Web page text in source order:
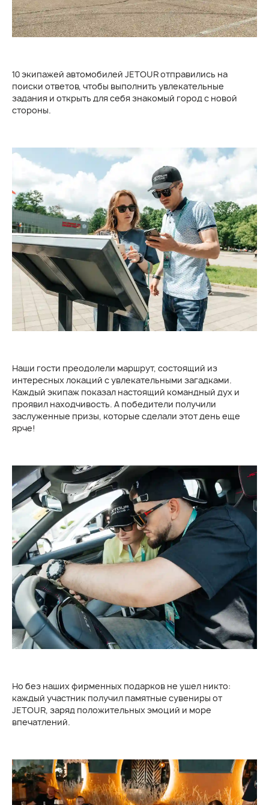
10 экипажей автомобилей JETOUR отправились на
поиски ответов, чтобы выполнить увлекательные
задания и открыть для себя знакомый город с новой
стороны.
Наши гости преодолели маршрут, состоящий из
интересных локаций с увлекательными загадками.
Каждый экипаж показал настоящий командный дух и
проявил находчивость. А победители получили
заслуженные призы, которые сделали этот день еще
ярче!
Но без наших фирменных подарков не ушел никто:
каждый участник получил памятные сувениры от
JETOUR, заряд положительных эмоций и море
впечатлений.